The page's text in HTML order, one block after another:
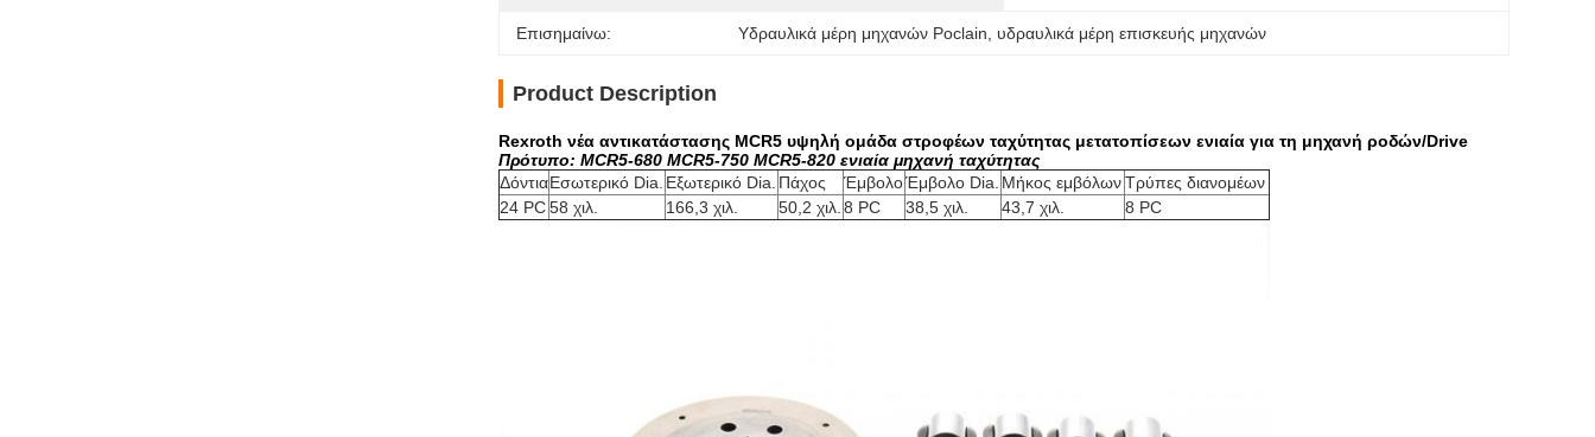
Επισημαίνω: Υδραυλικά μέρη μηχανών Poclain υδραυλικά μέρη επισκευής μηχανών
Product Description
Rexroth νέα αντικατάστασης MCR5 υψηλή ομάδα στροφέων ταχύτητας μετατοπίσεων ενιαία για τη μηχανή ροδών/Drive
Πρότυπο: MCR5-680 MCR5-750 MCR5-820 ενιαία μηχανή ταχύτητας
ΔόντιαΕσωτερικό Dia. Εξωτερικό Dia. Πάχος ΈμβολοΈμβολο Dia. Μήκος εμβόλωνΤρύπες διανομέων
24 PC58 χιλ. 166,3 χιλ. 50,2 χιλ. 8 PC 38,5 χιλ. 43,7 χιλ. 8 PC